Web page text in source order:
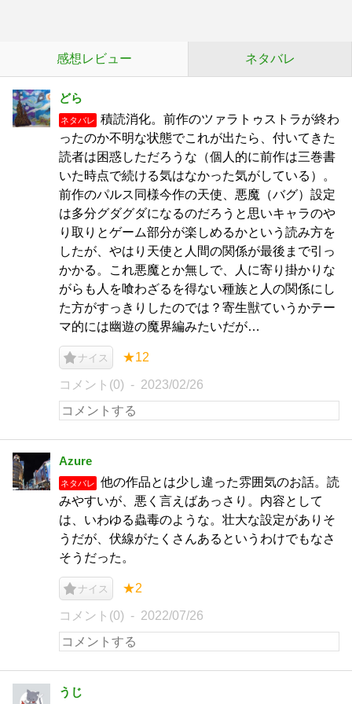
感想レビュー ネタバレ
どら
ネタバレ
積読消化。前作のツァラトゥストラが終わ
ったのか不明な状態でこれが出たら、付いてきた
読者は困惑しただろうな（個人的に前作は三巻書
いた時点で続ける気はなかった気がしている）。
前作のパルス同様今作の天使、悪魔（バグ）設定
は多分グダグダになるのだろうと思いキャラのや
り取りとゲーム部分が楽しめるかという読み方を
したが、やはり天使と人間の関係が最後まで引っ
かかる。これ悪魔とか無しで、人に寄り掛かりな
がらも人を喰わざるを得ない種族と人の関係にし
た方がすっきりしたのでは？寄生獣ていうかテー
マ的には幽遊の魔界編みたいだが…
ナイス ★12
コメント(0) 2023/02/26
Azure
ネタバレ
他の作品とは少し違った雰囲気のお話。読
みやすいが、悪く言えばあっさり。内容として
は、いわゆる蟲毒のような。壮大な設定がありそ
うだが、伏線がたくさんあるというわけでもなさ
そうだった。
ナイス ★2
コメント(0) 2022/07/26
うじ